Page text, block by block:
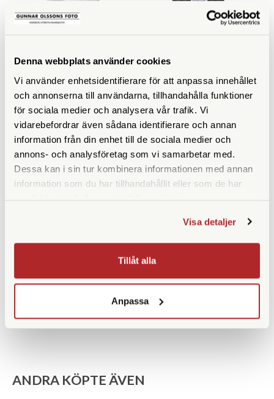
Denna webbplats använder cookies
Vi använder enhetsidentifierare för att anpassa innehållet
och annonserna till användarna, tillhandahålla funktioner
för sociala medier och analysera vår trafik. Vi
vidarebefordrar även sådana identifierare och annan
information från din enhet till de sociala medier och
annons- och analysföretag som vi samarbetar med.
Dessa kan i sin tur kombinera informationen med annan
information som du har tillhandahållit eller som de har
Visa detaljer
Tillåt alla
Anpassa
Harman 125 120 Red 3-
Pack
Finns i lager
475 SEK
Lomography
Lomography Color
Negative 120 ISO 800 3
Pack
Tillfälligt slut
529 SEK
400
ANDRA KÖPTE ÄVEN